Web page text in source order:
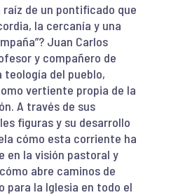
raíz de un pontificado que
la cercanía y una
Juan Carlos
y compañero de
teología del pueblo,
vertiente propia de la
A través de sus
figuras y su desarrollo
cómo esta corriente ha
en la visión pastoral y
abre caminos de
para la Iglesia en todo el